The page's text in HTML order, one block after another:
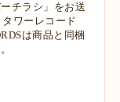
チラシ」をお送
ワーレコード
は商品と同梱